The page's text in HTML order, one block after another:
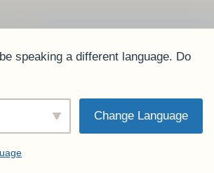
nossos clientes dizem.Perguntas frequentes
speaking a different language. Do
Change Language